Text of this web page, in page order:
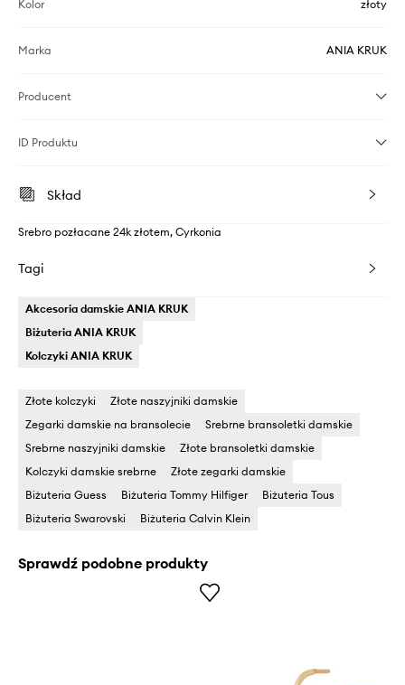
Kolor złoty
Marka ANIA KRUK
Producent
ID Produktu
Skład
Srebro pozłacane 24k złotem, Cyrkonia
Tagi
Akcesoria damskie ANIA KRUK
Biżuteria ANIA KRUK
Kolczyki ANIA KRUK
Złote kolczyki
Złote naszyjniki damskie
Zegarki damskie na bransolecie
Srebrne bransoletki damskie
Srebrne naszyjniki damskie
Złote bransoletki damskie
Kolczyki damskie srebrne
Złote zegarki damskie
Biżuteria Guess
Biżuteria Tommy Hilfiger
Biżuteria Tous
Biżuteria Swarovski
Biżuteria Calvin Klein
Sprawdź podobne produkty